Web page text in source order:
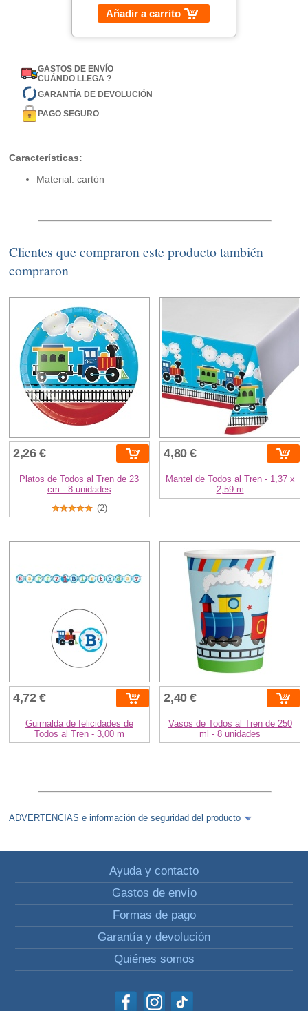
Añadir a carrito
GASTOS DE ENVÍO
CUÁNDO LLEGA ?
GARANTÍA DE DEVOLUCIÓN
PAGO SEGURO
Características:
Material: cartón
Clientes que compraron este producto también
compraron
2,26 €
Platos de Todos al Tren de 23
cm - 8 unidades
(2)
4,80 €
Mantel de Todos al Tren - 1,37 x
2,59 m
4,72 €
Guirnalda de felicidades de
Todos al Tren - 3,00 m
2,40 €
Vasos de Todos al Tren de 250
ml - 8 unidades
ADVERTENCIAS e información de seguridad del producto
Ayuda y contacto
Gastos de envío
Formas de pago
Garantía y devolución
Quiénes somos